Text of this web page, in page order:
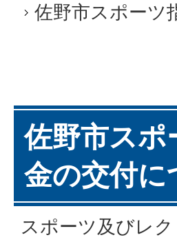
佐野市スポーツ
佐野市スポ
金の交付に
スポーツ及びレ